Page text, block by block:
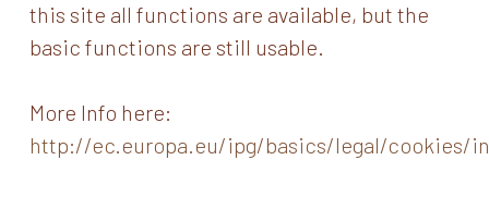
this site all functions are available, but the
basic functions are still usable.
More Info here:
http://ec.europa.eu/ipg/basics/legal/cookies/